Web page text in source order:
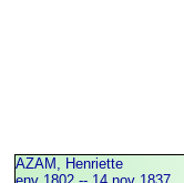
AZAM, Henriette